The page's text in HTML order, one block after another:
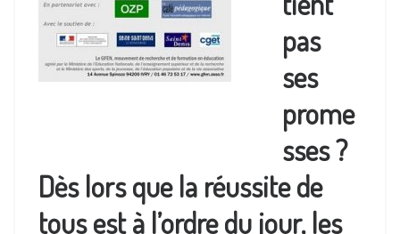
pas
ses
prome
sses ?
Dès lors que la réussite de
tous est à l’ordre du jour, les